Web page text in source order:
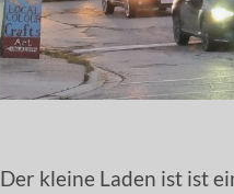
Der kleine Laden ist ist